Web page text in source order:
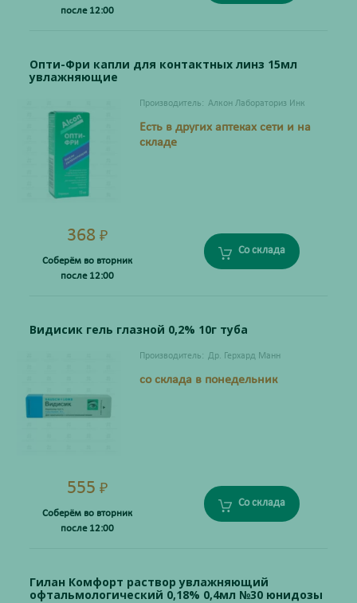
после 12:00
Опти-Фри капли для контактных линз 15мл
увлажняющие
Производитель: Алкон Лабораториз Инк
Есть в других аптеках сети и на
складе
368 ₽
Соберём во вторник
после 12:00
Со склада
Видисик гель глазной 0,2% 10г туба
Производитель: Др. Герхард Манн
со склада в понедельник
555 ₽
Соберём во вторник
после 12:00
Со склада
Гилан Комфорт раствор увлажняющий
офтальмологический 0,18% 0,4мл №30 юнидозы